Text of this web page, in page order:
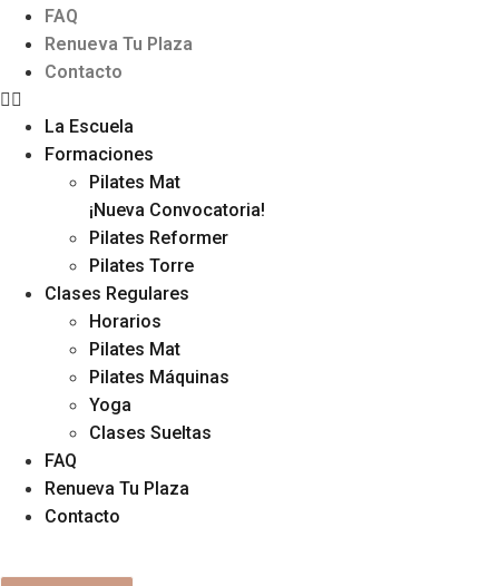
FAQ
Renueva Tu Plaza
Contacto
La Escuela
Formaciones
Pilates Mat
¡Nueva Convocatoria!
Pilates Reformer
Pilates Torre
Clases Regulares
Horarios
Pilates Mat
Pilates Máquinas
Yoga
Clases Sueltas
FAQ
Renueva Tu Plaza
Contacto